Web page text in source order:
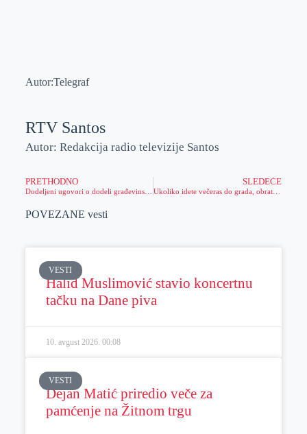
Autor:Telegraf
RTV Santos
Autor: Redakcija radio televizije Santos
PRETHODNO
Dodeljeni ugovori o dodeli građevinskog materijala izbeglim i raseljenim licima u Sečnju
SLEDEĆE
POVEZANE vesti
VESTI
Halid Muslimović stavio koncertnu
tačku na Dane piva
10. avgust 2026. 00:08
VESTI
Dejan Matić priredio veče za
pamćenje na Žitnom trgu